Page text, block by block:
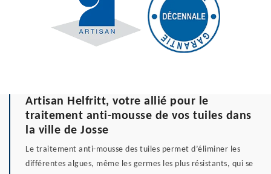
Artisan Helfritt, votre allié pour le
traitement anti-mousse de vos tuiles dans
la ville de Josse
Le traitement anti-mousse des tuiles permet d’éliminer les
différentes algues, même les germes les plus résistants, qui se